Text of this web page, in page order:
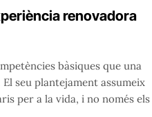
renovadora
bàsiques que una
seu plantejament assumeix
per a la vida, i no només els